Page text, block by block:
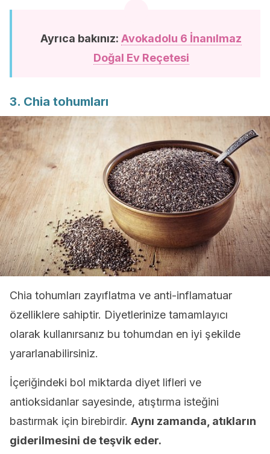
Ayrıca bakınız: Avokadolu 6 İnanılmaz
Doğal Ev Reçetesi
3. Chia tohumları
Chia tohumları zayıflatma ve anti-inflamatuar
özelliklere sahiptir. Diyetlerinize tamamlayıcı
olarak kullanırsanız bu tohumdan en iyi şekilde
yararlanabilirsiniz.
İçeriğindeki bol miktarda diyet lifleri ve
antioksidanlar sayesinde, atıştırma isteğini
bastırmak için birebirdir. Aynı zamanda, atıkların
giderilmesini de teşvik eder.